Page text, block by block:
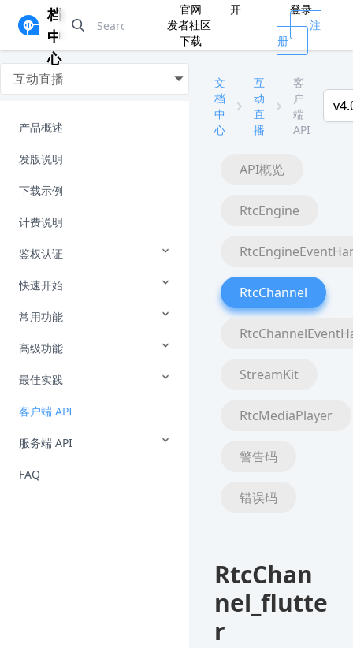
档
中
心
官网
开
发者社区
下载
登录
注
册
互动直播
产品概述
发版说明
下载示例
计费说明
鉴权认证
快速开始
常用功能
高级功能
最佳实践
客户端 API
服务端 API
FAQ
文
档
中
心
互
动
直
播
客
户
端
API
API概览
RtcEngine
RtcChannel
StreamKit
RtcMediaPlayer
警告码
错误码
RtcChan
nel_flutte
r